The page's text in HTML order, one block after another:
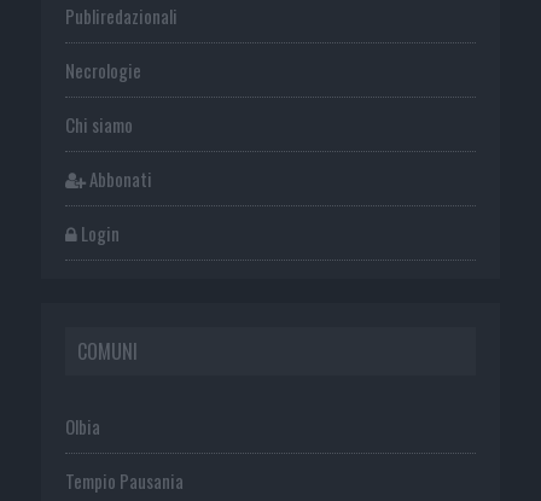
Publiredazionali
Necrologie
Chi siamo
Abbonati
Login
COMUNI
Olbia
Tempio Pausania